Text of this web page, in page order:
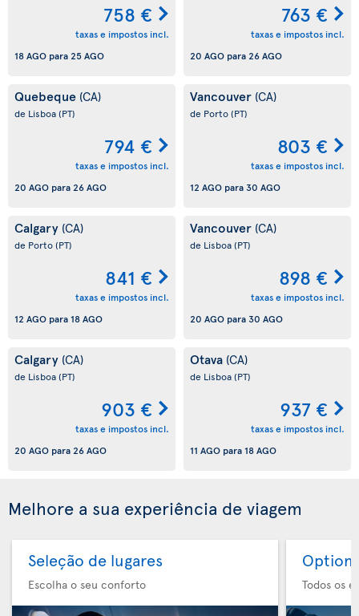
758 €
taxas e impostos incl.
18 AGO para25 AGO
763 €
taxas e impostos incl.
20 AGO para26 AGO
Quebeque (CA)
de Lisboa(PT)
794 €
taxas e impostos incl.
20 AGO para26 AGO
Vancouver (CA)
de Porto(PT)
803 €
taxas e impostos incl.
12 AGO para 30 AGO
Calgary (CA)
de Porto(PT)
841 €
taxas e impostos incl.
12 AGO para 18 AGO
Vancouver (CA)
de Lisboa(PT)
898 €
taxas e impostos incl.
20 AGO para 30 AGO
Calgary (CA)
de Lisboa(PT)
903 €
taxas e impostos incl.
20 AGO para26 AGO
Otava (CA)
de Lisboa(PT)
937 €
taxas e impostos incl.
11 AGO para 18 AGO
Melhore a sua experiência de viagem
Seleção de lugares
Escolha o seu conforto
Option
Todos os